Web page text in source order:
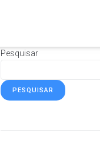
Pesquisar
PESQUISAR